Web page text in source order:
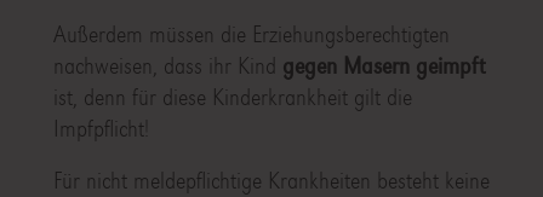
Außerdem müssen die Erziehungsberechtigten
nachweisen, dass ihr Kind gegen Masern geimpft
ist, denn für diese Kinderkrankheit gilt die
Impfpflicht!
Für nicht meldepflichtige Krankheiten besteht keine